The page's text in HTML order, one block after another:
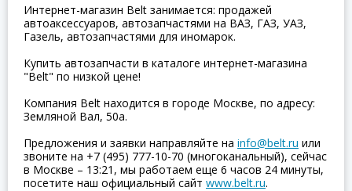
Интернет-магазин Belt занимается: продажей
автоаксессуаров, автозапчастями на ВАЗ, ГАЗ, УАЗ,
Газель, автозапчастями для иномарок.
Купить автозапчасти в каталоге интернет-магазина
"Belt" по низкой цене!
Компания Belt находится в городе Москве, по адресу:
Земляной Вал, 50а.
Предложения и заявки направляйте на info@belt.ru или
звоните на +7 (495) 777-10-70 (многоканальный), сейчас
в Москве – 13:21, мы работаем еще 6 часов 24 минуты,
посетите наш официальный сайт www.belt.ru.